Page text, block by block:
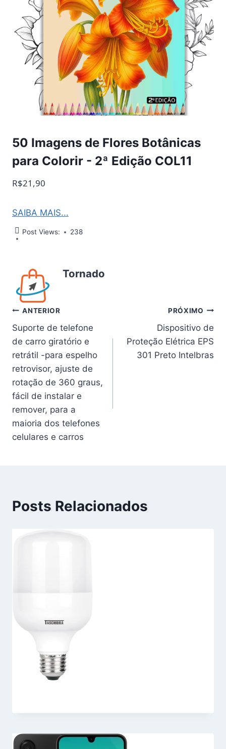
50 Imagens de Flores Botânicas
para Colorir - 2ª Edição COL11
R$21,90
SAIBA MAIS...
Post Views: 238
Tornado
Navegação
de
Post
ANTERIOR
Suporte de telefone
de carro giratório e
retrátil -para espelho
retrovisor, ajuste de
rotação de 360 ​​graus,
fácil de instalar e
remover, para a
maioria dos telefones
celulares e carros
PRÓXIMO
Dispositivo de
Proteção Elétrica EPS
301 Preto Intelbras
Posts Relacionados